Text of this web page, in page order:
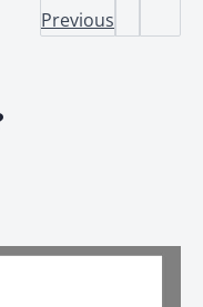
Previous